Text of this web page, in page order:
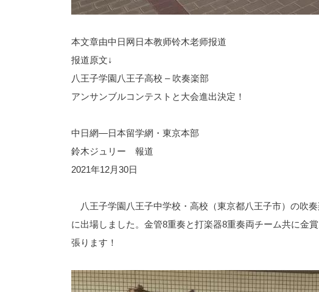
本文章由中日网日本教师铃木老师报道
报道原文↓
八王子学園八王子高校 – 吹奏楽部
アンサンブルコンテストと大会進出決定！
中日網―日本留学網・東京本部
鈴木ジュリー 報道
2021年12月30日
八王子学園八王子中学校・高校（東京都八王子市）の吹
に出場しました。金管8重奏と打楽器8重奏両チーム共に金
張ります！